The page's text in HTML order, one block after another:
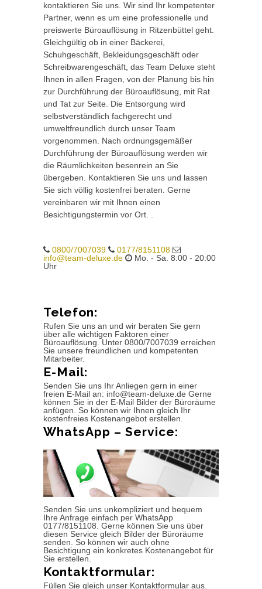
kontaktieren Sie uns. Wir sind Ihr kompetenter
Partner, wenn es um eine professionelle und
preiswerte Büroauflösung in Ritzenbüttel geht.
Gleichgültig ob in einer Bäckerei,
Schuhgeschäft, Bekleidungsgeschäft oder
Schreibwarengeschäft, das Team Deluxe steht
Ihnen in allen Fragen, von der Planung bis hin
zur Durchführung der Büroauflösung, mit Rat
und Tat zur Seite. Die Entsorgung wird
selbstverständlich fachgerecht und
umweltfreundlich durch unser Team
vorgenommen. Nach ordnungsgemäßer
Durchführung der Büroauflösung werden wir
die Räumlichkeiten besenrein an Sie
übergeben. Kontaktieren Sie uns und lassen
Sie sich völlig kostenfrei beraten. Gerne
vereinbaren wir mit Ihnen einen
Besichtigungstermin vor Ort. .
0800/7007039
0177/8151108
info@team-deluxe.de
Mo. - Sa. 8:00 - 20:00
Uhr
Telefon:
Rufen Sie uns an und wir beraten Sie gern
über alle wichtigen Faktoren einer
Büroauflösung. Unter 0800/7007039 erreichen
Sie unsere freundlichen und kompetenten
Mitarbeiter.
E-Mail:
Senden Sie uns Ihr Anliegen gern in einer
freien E-Mail an: info@team-deluxe.de Gerne
können Sie in der E-Mail Bilder der Büroräume
anfügen. So können wir Ihnen gleich Ihr
kostenfreies Kostenangebot erstellen.
WhatsApp – Service:
Senden Sie uns unkompliziert und bequem
Ihre Anfrage einfach per WhatsApp
0177/8151108. Gerne können Sie uns über
diesen Service gleich Bilder der Büroräume
senden. So können wir auch ohne
Besichtigung ein konkretes Kostenangebot für
Sie erstellen.
Kontaktformular:
Füllen Sie gleich unser Kontaktformular aus.